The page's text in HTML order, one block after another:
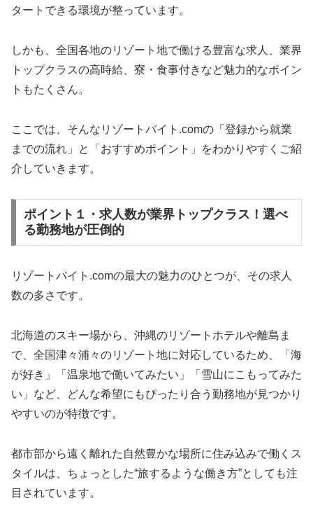
タートできる環境が整っています。
しかも、全国各地のリゾート地で働ける豊富な求人、業界
トップクラスの高時給、寮・食事付きなど魅力的なポイン
トもたくさん。
ここでは、そんなリゾートバイト.comの「登録から就業
までの流れ」と「おすすめポイント」をわかりやすくご紹
介していきます。
ポイント１・求人数が業界トップクラス！選べ
る勤務地が圧倒的
リゾートバイト.comの最大の魅力のひとつが、その求人
数の多さです。
北海道のスキー場から、沖縄のリゾートホテルや離島ま
で、全国津々浦々のリゾート地に対応しているため、「海
が好き」「温泉地で働いてみたい」「雪山にこもってみた
い」など、どんな希望にもぴったり合う勤務地が見つかり
やすいのが特徴です。
都市部から遠く離れた自然豊かな場所に住み込みで働くス
タイルは、ちょっとした“旅するような働き方”としても注
目されています。